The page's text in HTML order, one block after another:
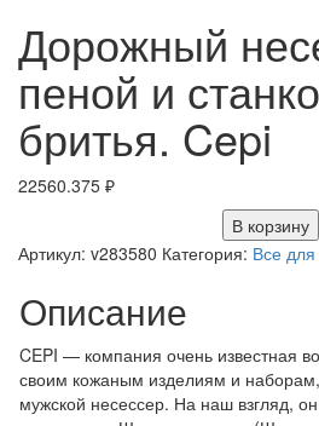
Дорожный
пеной и
бритья. Cepi
22560.375 ₽
В корзину
Артикул: v283580 Категория: Все
Описание
CEPI — компания очень известная
своим кожаным изделиям и
мужской несессер. На наш взгляд,